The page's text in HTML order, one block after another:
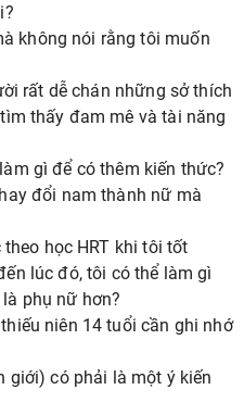
không nói rằng tôi muốn
rất dễ chán những sở thích
thấy đam mê và tài năng
gì để có thêm kiến ​​thức?
đổi nam thành nữ mà
học HRT khi tôi tốt
lúc đó, tôi có thể làm gì
phụ nữ hơn?
niên 14 tuổi cần ghi nhớ
giới) có phải là một ý kiến